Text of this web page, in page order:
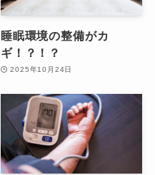
睡眠環境の整備がカ
ギ！？！？
2025年10月24日